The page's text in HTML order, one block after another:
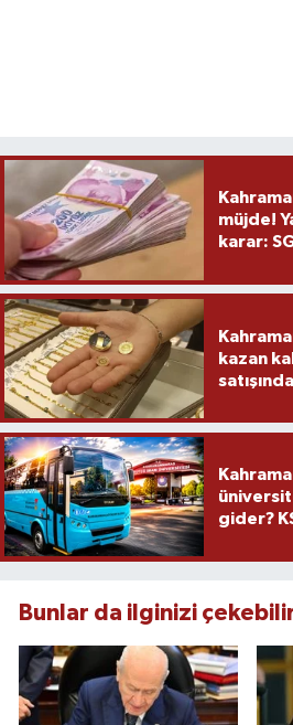
müjde!
karar:
kazan
gider?
Bunlar da ilginizi